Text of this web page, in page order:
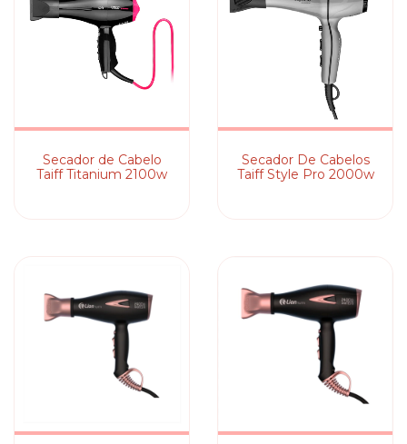
Secador de Cabelo
Taiff Titanium 2100w
Secador De Cabelos
Taiff Style Pro 2000w